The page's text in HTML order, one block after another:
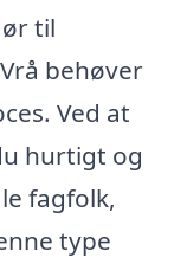
til
behøver
Ved at
hurtigt og
fagfolk,
type